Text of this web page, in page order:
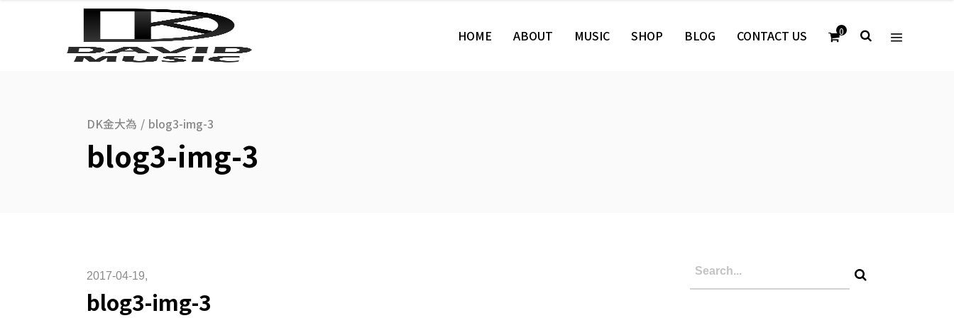
HOME ABOUT MUSIC SHOP BLOG CONTACT US 0
DK金大為 / blog3-img-3
blog3-img-3
2017-04-19
blog3-img-3